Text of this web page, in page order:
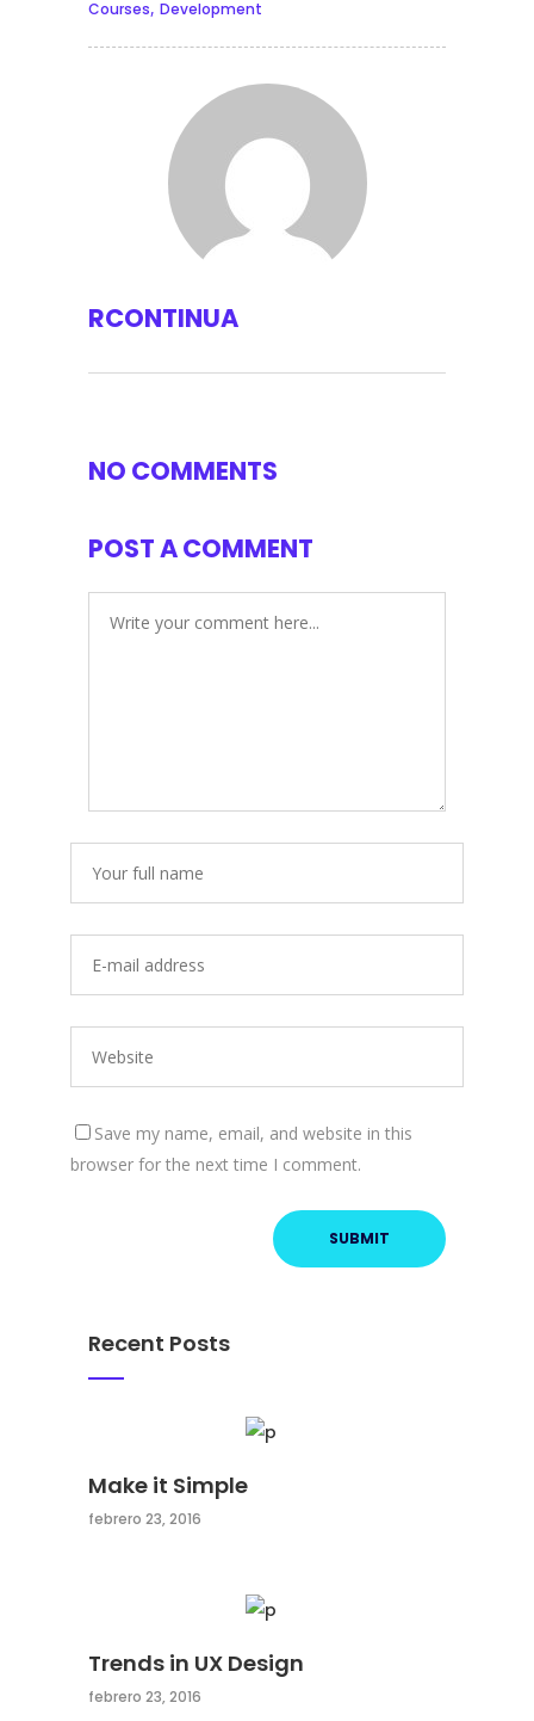
Courses, Development
RCONTINUA
NO COMMENTS
POST A COMMENT
Save my name, email, and website in this
browser for the next time I comment.
Recent Posts
Make it Simple
febrero 23, 2016
Trends in UX Design
febrero 23, 2016